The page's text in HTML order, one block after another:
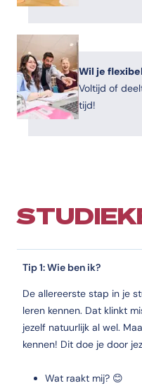
Wil je
Voltijd of
tijd!
Tip 1: Wie ben ik?
De allereerste stap in je
leren kennen. Dat klinkt
jezelf natuurlijk al wel.
kennen! Dit doe je door
Wat raakt mij? 😊